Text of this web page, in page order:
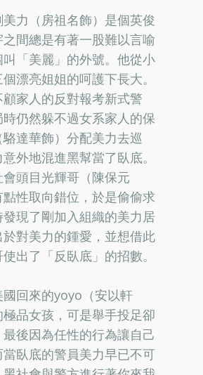
力（房祖名飾）是個英俊
間總是有著一股難以言喻
「美麗」的外號。他從小
漂亮姐姐的呵護下長大。
家人的反對報考新式警
仍然躲不過女系家人的保
達華飾）分配美力去巡
外地混進黑幫當了臥底。
頭目光輝哥（陳保元
性取向錯位，於是偷偷求
現了剛加入組織的美力居
對美力的鍾愛，並想借此
出了「反臥底」的招數。
回來的yoyo（安以軒
品女孩，可是舉手投足卻
後因為任性的行為讓自己
臥底的警員美力早已不可